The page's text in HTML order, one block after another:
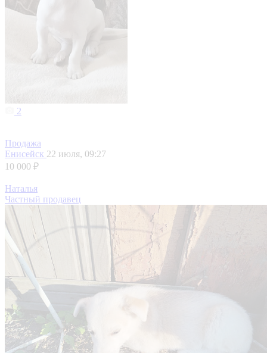
2
Продажа
Енисейск 22 июля, 09:27
10 000 ₽
Наталья
Частный продавец